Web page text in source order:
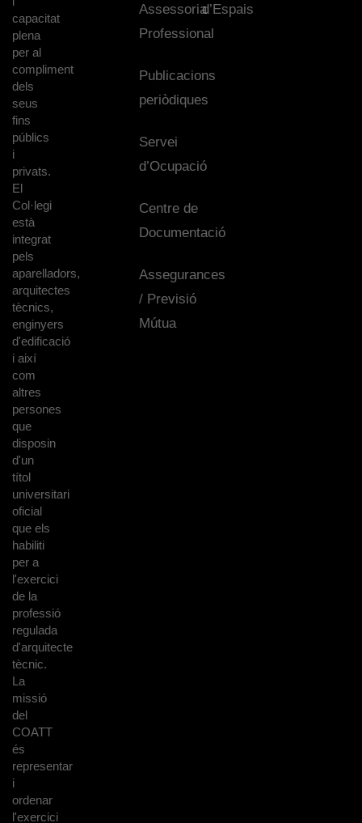
capacitat
plena
per al
compliment
dels
seus
fins
públics
i
privats.
El
Col·legi
està
integrat
pels
aparelladors,
arquitectes
tècnics,
enginyers
d'edificació
i així
com
altres
persones
que
disposin
d'un
títol
universitari
oficial
que els
habiliti
per a
l'exercici
de la
professió
regulada
d'arquitecte
tècnic.
La
missió
del
COATT
és
representar
i
ordenar
l'exercici
Assessoria
Professional
Publicacions
periòdiques
Servei
d’Ocupació
Centre de
Documentació
Assegurances
/ Previsió
Mútua
d’Espais